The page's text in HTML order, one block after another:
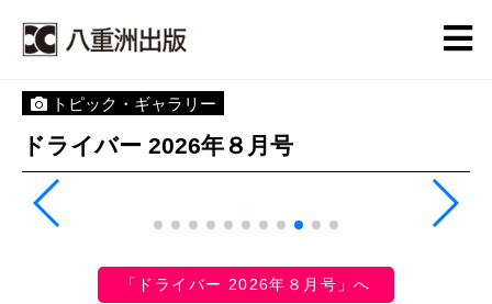
トピック・ギャラリー
ドライバー 2026年８月号
「ドライバー 2026年８月号」へ